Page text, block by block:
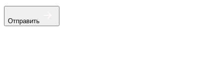
Отправить